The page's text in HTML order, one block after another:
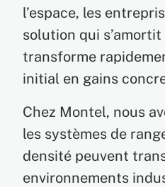
l’espace, les
solution qui
transforme
initial en gains
Chez Montel, nous
les systèmes de
densité peuvent
environnements